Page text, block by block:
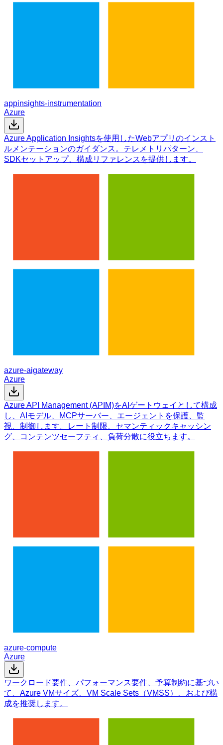
appinsights-instrumentation
Azure
Azure Application Insightsを使用したWebアプリのインスト
ルメンテーションのガイダンス。テレメトリパターン、
SDKセットアップ、構成リファレンスを提供します。
azure-aigateway
Azure
Azure API Management (APIM)をAIゲートウェイとして構成
し、AIモデル、MCPサーバー、エージェントを保護、監
視、制御します。レート制限、セマンティックキャッシン
グ、コンテンツセーフティ、負荷分散に役立ちます。
azure-compute
Azure
ワークロード要件、パフォーマンス要件、予算制約に基づい
て、Azure VMサイズ、VM Scale Sets（VMSS）、および構
成を推奨します。